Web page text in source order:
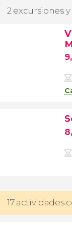
2 excursiones
17 actividades